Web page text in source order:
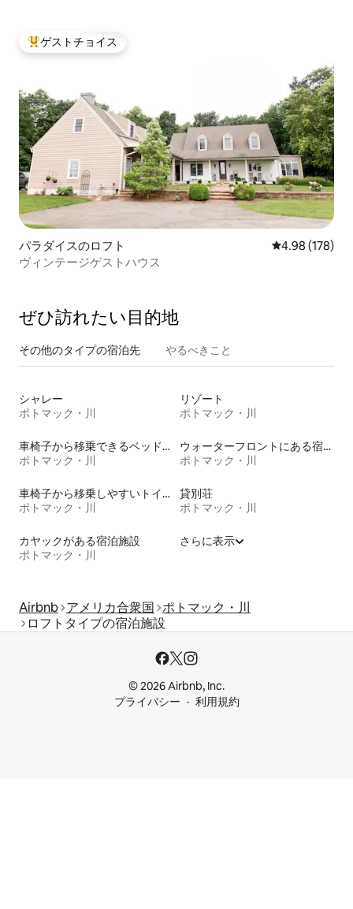
大好評のゲストチョイスです。
ゲストチョイス
パラダイスのロフト レビュー178
4.98 (178)
ヴィンテージゲストハウス
ぜひ訪⁠れ⁠た⁠い目⁠的⁠地
その他のタ⁠イ⁠プ⁠の宿⁠泊⁠先 やるべきこと
シャレー
ポトマック・川
リゾート
ポトマック・川
車椅子から移乗できるベッドがある宿泊施設
ポトマック・川
ウォーターフロントにある宿泊施設
ポトマック・川
車椅子から移乗しやすいトイレ付きの宿泊施設
ポトマック・川
貸別荘
ポトマック・川
カヤックがある宿泊施設
ポトマック・川
さらに表示
Airbnb アメリカ合衆国 ポトマック・川
ロフトタイプの宿泊施設
© 2026 Airbnb, Inc.
プライバシー
利用規約